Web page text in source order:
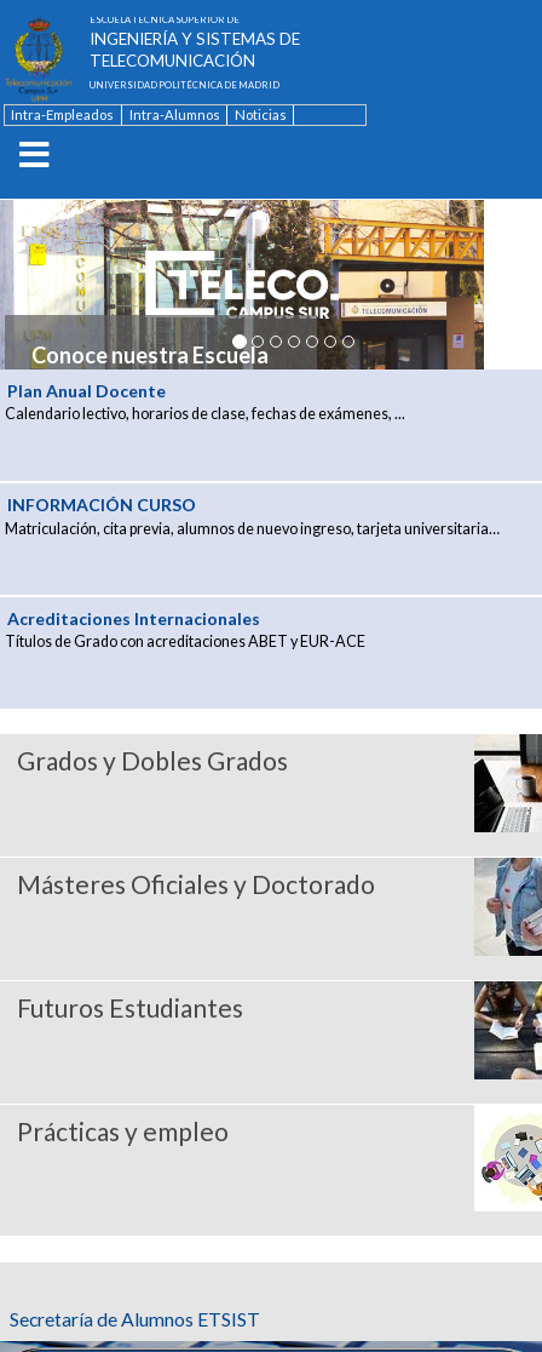
ESCUELA TÉCNICA SUPERIOR DE
INGENIERÍA Y SISTEMAS DE
TELECOMUNICACIÓN
UNIVERSIDAD POLITÉCNICA DE MADRID
Intra-Empleados Intra-Alumnos
Noticias
Conoce nuestra Escuela
Plan Anual Docente
Calendario lectivo, horarios de clase, fechas de exámenes, ...
INFORMACIÓN CURSO
Matriculación, cita previa, alumnos de nuevo ingreso, tarjeta universitaria…
Acreditaciones Internacionales
Títulos de Grado con acreditaciones ABET y EUR-ACE
Grados y Dobles Grados
Másteres Oficiales y Doctorado
Futuros Estudiantes
Prácticas y empleo
Secretaría de Alumnos ETSIST